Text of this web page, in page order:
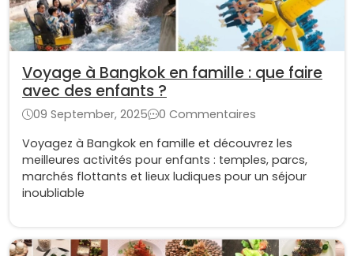
Voyage à Bangkok en famille : que faire
avec des enfants ?
09 September, 2025
0 Commentaires
Voyagez à Bangkok en famille et découvrez les
meilleures activités pour enfants : temples, parcs,
marchés flottants et lieux ludiques pour un séjour
inoubliable